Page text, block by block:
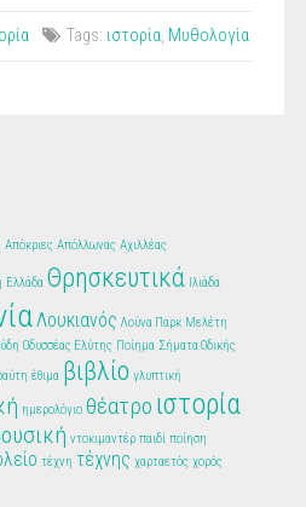
Tags: ιστορία, Μυθολογία
Απόκριες Απόλλωνας Αχιλλέας
Ελλάδα Θρησκευτικά Ιλιάδα
Λουκιανός Λούνα Παρκ Μελέτη
Οδυσσέας Ελύτης Ποίημα Σήματα Οδικής
έθιμα βιβλίο γλυπτική
ημερολόγιο θέατρο ιστορία
ντοκιμαντέρ παιδί ποίηση
τέχνη τέχνης χαρταετός χορός